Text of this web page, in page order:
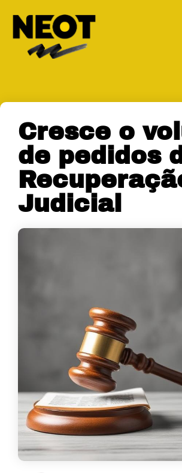
Cresce o
de pedidos
Judicial